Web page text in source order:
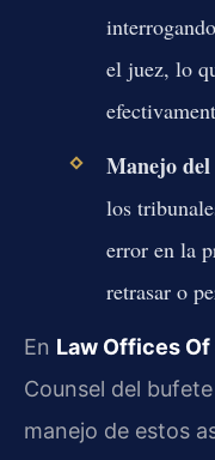
el juez, lo
Manejo del
los
error en la
retrasar o
En Law Offices Of
Counsel del
manejo de estos